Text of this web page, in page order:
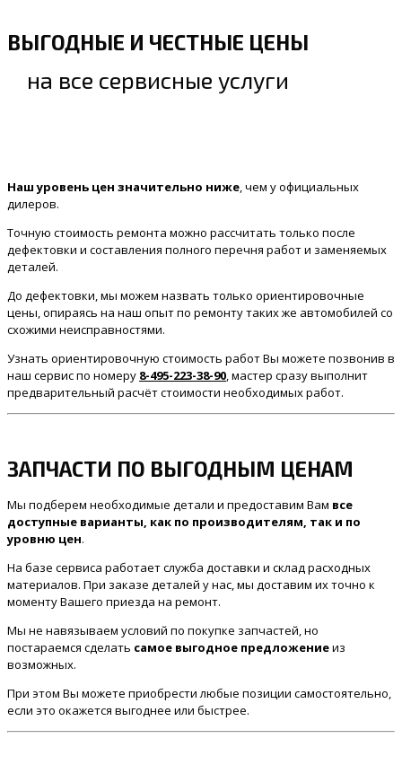
ВЫГОДНЫЕ И ЧЕСТНЫЕ ЦЕНЫ
на все сервисные услуги
Наш уровень цен значительно ниже , чем у официальных
дилеров.
Точную стоимость ремонта можно рассчитать только после
дефектовки и составления полного перечня работ и заменяемых
деталей.
До дефектовки, мы можем назвать только ориентировочные
цены, опираясь на наш опыт по ремонту таких же автомобилей со
схожими неисправностями.
Узнать ориентировочную стоимость работ Вы можете позвонив в
наш сервис по номеру 8-495-223-38-90 , мастер сразу выполнит
предварительный расчёт стоимости необходимых работ.
ЗАПЧАСТИ ПО ВЫГОДНЫМ ЦЕНАМ
Мы подберем необходимые детали и предоставим Вам все
доступные варианты, как по производителям, так и по
уровню цен.
На базе сервиса работает служба доставки и склад расходных
материалов. При заказе деталей у нас, мы доставим их точно к
моменту Вашего приезда на ремонт.
Мы не навязываем условий по покупке запчастей, но
постараемся сделать самое выгодное предложениеиз
возможных.
При этом Вы можете приобрести любые позиции самостоятельно,
если это окажется выгоднее или быстрее.